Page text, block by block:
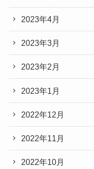
2023年4月
2023年3月
2023年2月
2023年1月
2022年12月
2022年11月
2022年10月